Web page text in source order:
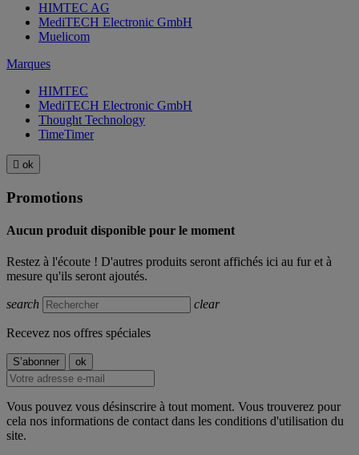
HIMTEC AG
MediTECH Electronic GmbH
Muelicom
Marques
HIMTEC
MediTECH Electronic GmbH
Thought Technology
TimeTimer
 ok
Promotions
Aucun produit disponible pour le moment
Restez à l'écoute ! D'autres produits seront affichés ici au fur et à
mesure qu'ils seront ajoutés.
search clear
Recevez nos offres spéciales
Vous pouvez vous désinscrire à tout moment. Vous trouverez pour
cela nos informations de contact dans les conditions d'utilisation du
site.